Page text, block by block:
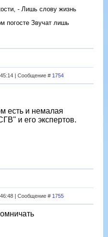
- Лишь слову жизнь
погосте Звучат лишь
| Сообщение # 1754
есть и немалая
и его экспертов.
| Сообщение # 1755